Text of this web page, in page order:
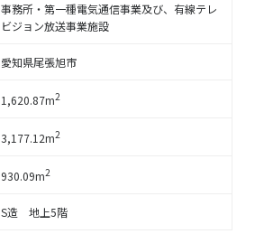
事務所・第一種電気通信事業及び、有線テレ
ビジョン放送事業施設
愛知県尾張旭市
1,620.87m2
3,177.12m2
930.09m2
S造 地上5階